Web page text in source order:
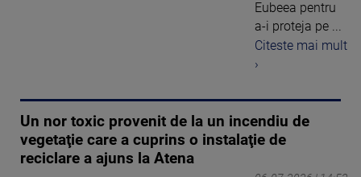
Eubeea pentru
a-i proteja pe ...
Citeste mai mult
›
Un nor toxic provenit de la un incendiu de
vegetaţie care a cuprins o instalaţie de
reciclare a ajuns la Atena